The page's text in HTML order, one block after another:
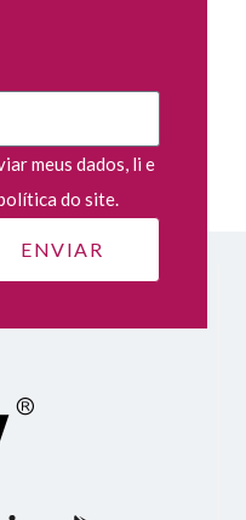
meus dados, li e
do site.